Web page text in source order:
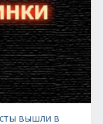
вышли в